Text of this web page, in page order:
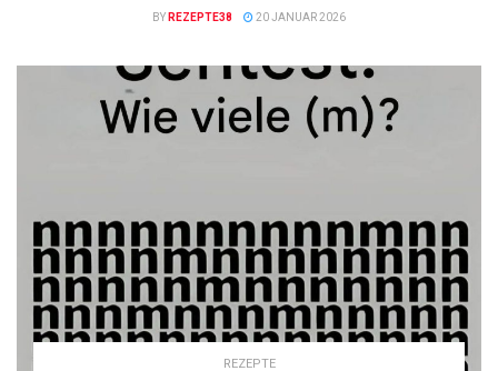
BY REZEPTE38 20 JANUAR 2026
REZEPTE